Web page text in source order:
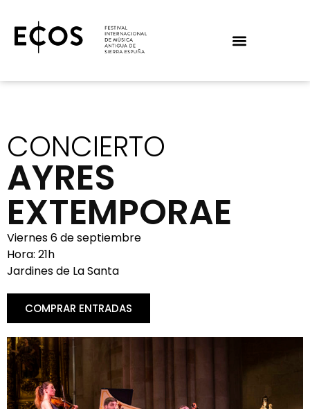
CONCIERTO
AYRES
EXTEMPORAE
Viernes 6 de septiembre
Hora: 21h
Jardines de La Santa
COMPRAR ENTRADAS